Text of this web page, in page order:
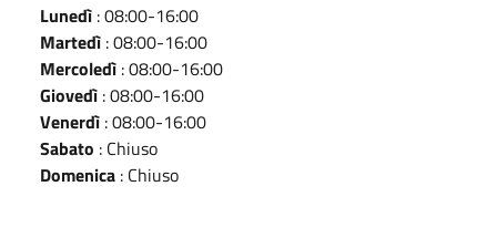
Lunedì : 08:00-16:00
Martedì : 08:00-16:00
Mercoledì : 08:00-16:00
Giovedì : 08:00-16:00
Venerdì : 08:00-16:00
Sabato : Chiuso
Domenica : Chiuso